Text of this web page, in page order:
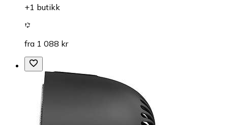
+1 butikk
fra 1 088 kr